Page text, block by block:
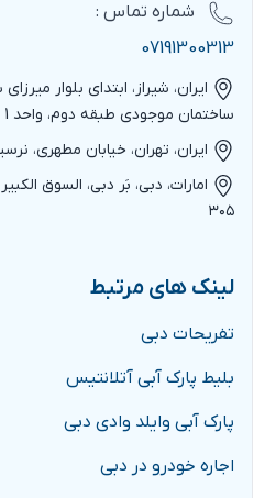
شماره‌ تماس :
07191300313
ایران، شیراز، ابتدای بلوار
ساختمان موجودی طبقه دوم، واحد 1
ایران، تهران، خیابان مطهری،
۳۰۵
لینک های مرتبط
تفریحات دبی
بلیط پارک آبی آتلانتیس
پارک آبی وایلد وادی دبی
اجاره خودرو در دبی